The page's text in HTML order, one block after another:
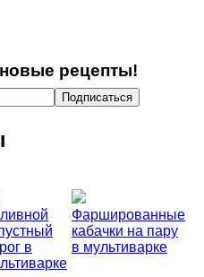
рецепты!
в
Фаршированные
кабачки на пару
в мультиварке